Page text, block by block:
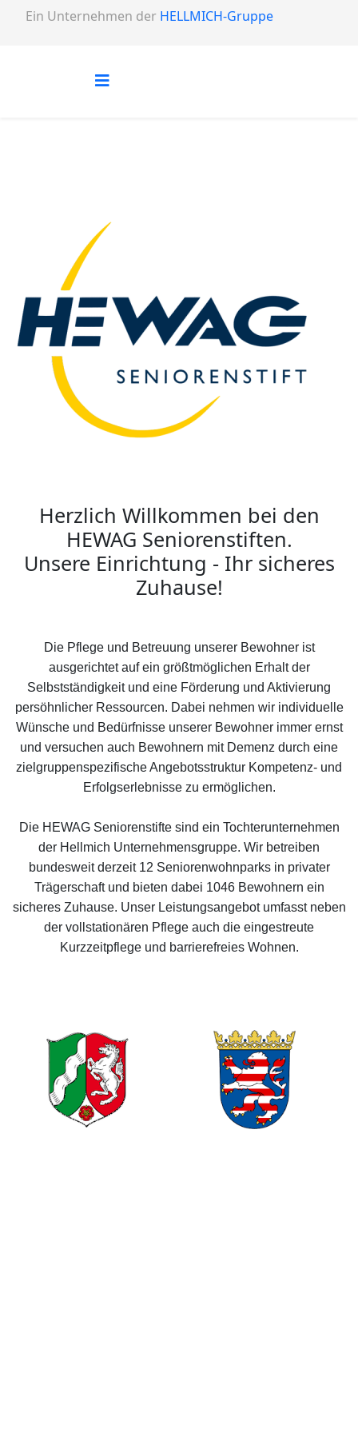
Ein Unternehmen der HELLMICH-Gruppe
Herzlich Willkommen bei den
HEWAG Seniorenstiften.
Unsere Einrichtung - Ihr sicheres
Zuhause!
Die Pflege und Betreuung unserer Bewohner ist
ausgerichtet auf ein größtmöglichen Erhalt der
Selbstständigkeit und eine Förderung und Aktivierung
persöhnlicher Ressourcen. Dabei nehmen wir individuelle
Wünsche und Bedürfnisse unserer Bewohner immer ernst
und versuchen auch Bewohnern mit Demenz durch eine
zielgruppenspezifische Angebotsstruktur Kompetenz- und
Erfolgserlebnisse zu ermöglichen.
Die HEWAG Seniorenstifte sind ein Tochterunternehmen
der Hellmich Unternehmensgruppe. Wir betreiben
bundesweit derzeit 12 Seniorenwohnparks in privater
Trägerschaft und bieten dabei 1046 Bewohnern ein
sicheres Zuhause. Unser Leistungsangebot umfasst neben
der vollstationären Pflege auch die eingestreute
Kurzzeitpflege und barrierefreies Wohnen.